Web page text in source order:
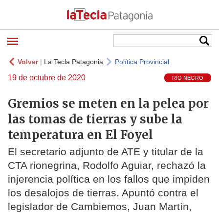
Volver| La Tecla Patagonia Política Provincial
19 de octubre de 2020 RIO NEGRO
Gremios se meten en la pelea por
las tomas de tierras y sube la
temperatura en El Foyel
El secretario adjunto de ATE y titular de la
CTA rionegrina, Rodolfo Aguiar, rechazó la
injerencia política en los fallos que impiden
los desalojos de tierras. Apuntó contra el
legislador de Cambiemos, Juan Martín,